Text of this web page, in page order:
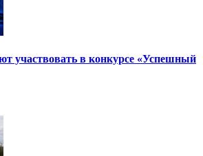
участвовать в конкурсе «Успешный